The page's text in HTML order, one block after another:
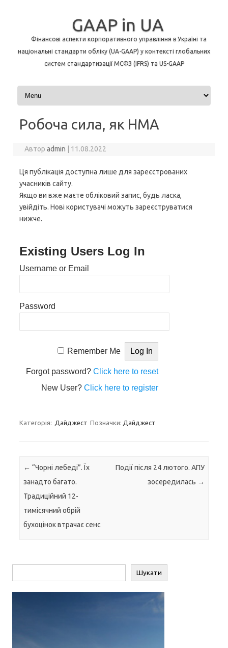
GAAP in UA
Фінансові аспекти корпоративного управління в Україні та
національні стандарти обліку (UA-GAAP) у контексті глобальних
систем стандартизації МСФЗ (IFRS) та US-GAAP
Перейти до контенту
Робоча сила, як НМА
Авторadmin 11.08.2022
Ця публікація доступна лише для зареєстрованих
учасників сайту.
Якщо ви вже маєте обліковий запис, будь ласка,
увійдіть. Нові користувачі можуть зареєструватися
нижче.
Existing Users Log In
Username or Email
Password
Remember Me
Forgot password?Click here to reset
New User?Click here to register
Категорія: Дайджест Позначки: Дайджест
Навігація по запису
← “Чорні лебеді”. Їх
занадто багато.
Традиційний 12-
тимісячний обрій
бухоцінок втрачає сенс
Події після 24 лютого. АПУ
зосередилась →
Шукати